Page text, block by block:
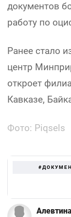
документов
работу по
Ранее стало
центр
откроет
Кавказе,
Фото: Piqsels